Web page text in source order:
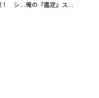
両雄激突！ シリウスｖｓ．マガジン異世界試し読みパック 俺の『鑑定』スキルがチートすぎて